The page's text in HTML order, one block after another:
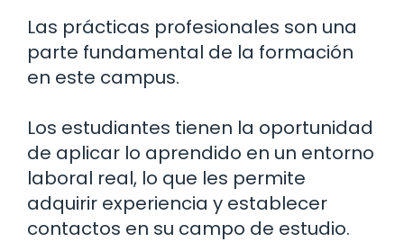
Las prácticas profesionales son una
parte fundamental de la formación
en este campus.
Los estudiantes tienen la oportunidad
de aplicar lo aprendido en un entorno
laboral real, lo que les permite
adquirir experiencia y establecer
contactos en su campo de estudio.